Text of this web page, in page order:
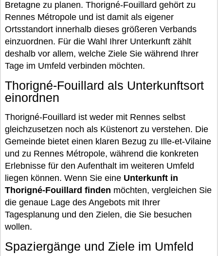
Bretagne zu planen. Thorigné-Fouillard gehört zu
Rennes Métropole und ist damit als eigener
Ortsstandort innerhalb dieses größeren Verbands
einzuordnen. Für die Wahl Ihrer Unterkunft zählt
deshalb vor allem, welche Ziele Sie während Ihrer
Tage im Umfeld verbinden möchten.
Thorigné-Fouillard als Unterkunftsort
einordnen
Thorigné-Fouillard ist weder mit Rennes selbst
gleichzusetzen noch als Küstenort zu verstehen. Die
Gemeinde bietet einen klaren Bezug zu Ille-et-Vilaine
und zu Rennes Métropole, während die konkreten
Erlebnisse für den Aufenthalt im weiteren Umfeld
liegen können. Wenn Sie eine Unterkunft in
Thorigné-Fouillard finden möchten, vergleichen Sie
die genaue Lage des Angebots mit Ihrer
Tagesplanung und den Zielen, die Sie besuchen
wollen.
Spaziergänge und Ziele im Umfeld